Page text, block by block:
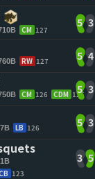
CM 127
5 3
RW 127 5 4
CM 126 CDM 126
5 3
LB 126 5 3
123
3 5